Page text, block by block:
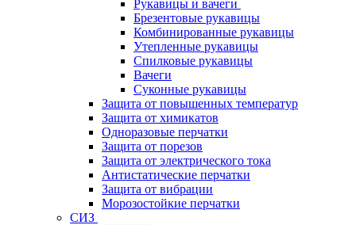
Рукавицы и вачеги
Брезентовые рукавицы
Комбинированные рукавицы
Утепленные рукавицы
Спилковые рукавицы
Вачеги
Суконные рукавицы
Защита от повышенных температур
Защита от химикатов
Одноразовые перчатки
Защита от порезов
Защита от электрического тока
Антистатические перчатки
Защита от вибрации
Морозостойкие перчатки
СИЗ